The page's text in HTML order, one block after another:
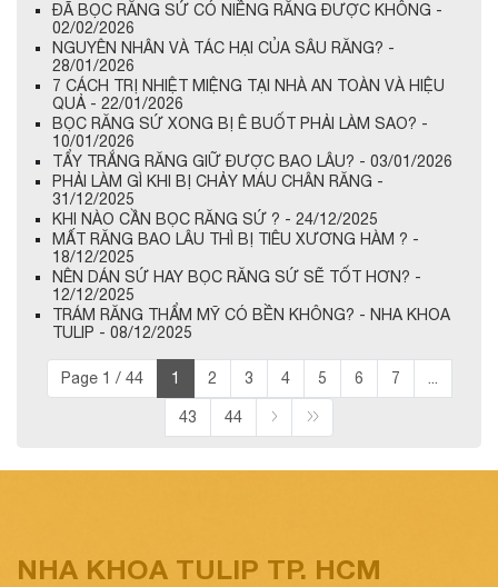
ĐÃ BỌC RĂNG SỨ CÓ NIỀNG RĂNG ĐƯỢC KHÔNG -
02/02/2026
NGUYÊN NHÂN VÀ TÁC HẠI CỦA SÂU RĂNG? -
28/01/2026
7 CÁCH TRỊ NHIỆT MIỆNG TẠI NHÀ AN TOÀN VÀ HIỆU
QUẢ - 22/01/2026
BỌC RĂNG SỨ XONG BỊ Ê BUỐT PHẢI LÀM SAO? -
10/01/2026
TẨY TRẮNG RĂNG GIỮ ĐƯỢC BAO LÂU? - 03/01/2026
PHẢI LÀM GÌ KHI BỊ CHẢY MÁU CHÂN RĂNG -
31/12/2025
KHI NÀO CẦN BỌC RĂNG SỨ ? - 24/12/2025
MẤT RĂNG BAO LÂU THÌ BỊ TIÊU XƯƠNG HÀM ? -
18/12/2025
NÊN DÁN SỨ HAY BỌC RĂNG SỨ SẼ TỐT HƠN? -
12/12/2025
TRÁM RĂNG THẨM MỸ CÓ BỀN KHÔNG? - NHA KHOA
TULIP - 08/12/2025
Page 1 / 44 1 2 3 4 5 6 7 ...
43 44
NHA KHOA TULIP TP. HCM